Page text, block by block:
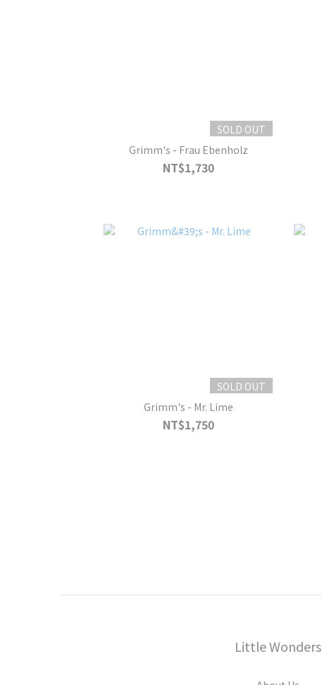
SOLD OUT
Grimm's - Frau Ebenholz
NT$1,730
SOLD OUT
Grimm's - Mr. Lime
NT$1,750
Little Wonders